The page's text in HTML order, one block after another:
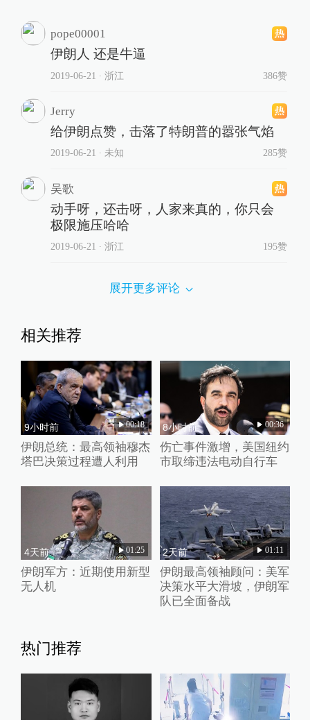
pope00001
伊朗人 还是牛逼
2019-06-21 ∙ 浙江 386赞
Jerry
给伊朗点赞，击落了特朗普的嚣张气焰
2019-06-21 ∙ 未知 285赞
吴歌
动手呀，还击呀，人家来真的，你只会
极限施压哈哈
2019-06-21 ∙ 浙江 195赞
展开更多评论
相关推荐
9小时前 00:18
伊朗总统：最高领袖穆杰
塔巴决策过程遭人利用
8小时前 00:36
伤亡事件激增，美国纽约
市取缔违法电动自行车
4天前 01:25
伊朗军方：近期使用新型
无人机
2天前 01:11
伊朗最高领袖顾问：美军
决策水平大滑坡，伊朗军
队已全面备战
热门推荐